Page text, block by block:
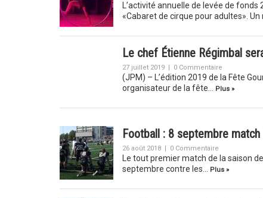
L’activité annuelle de levée de
«Cabaret de cirque pour adultes». Un
Le chef Étienne Régimbal
27 juillet 2019 | 0 Commentaire
(JPM) – L’édition 2019 de la Fête
organisateur de la fête…
Plus »
Football : 8 septembre
26 août 2018 | 0 Commentaire
Le tout premier match de la saison
septembre contre les…
Plus »